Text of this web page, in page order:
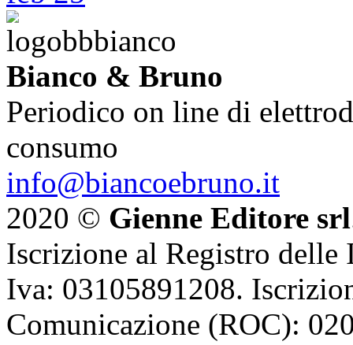
Bianco & Bruno
Periodico on line di
consumo
info@biancoebruno.it
2020 © Gienne Editore srl
Iscrizione al Registro delle
Iva: 03105891208.
Comunicazione (ROC):